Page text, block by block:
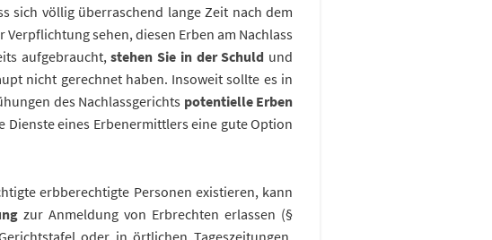
sich völlig überraschend lange Zeit nach dem
sehen, diesen Erben am Nachlass
aufgebraucht,stehen Sie in der Schuld und
nicht gerechnet haben. Insoweit sollte es in
des Nachlassgerichts potentielle Erben
Dienste eines Erbenermittlers eine gute Option
erbberechtigte Personen existieren, kann
zur Anmeldung von Erbrechten erlassen (§
oder in örtlichen Tageszeitungen.